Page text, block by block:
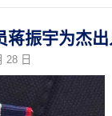
蒋振宇为杰
28 日